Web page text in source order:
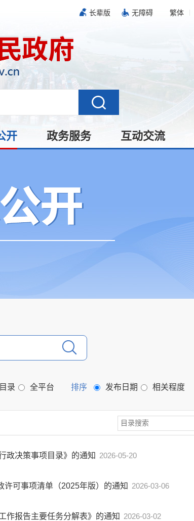
长辈版 无障碍 繁体
开 政务服务 互动交流
录 全平台 排序 发布日期 相关程度
政决策事项目录》的通知 2026-05-20
许可事项清单（2025年版）的通知 2026-03-06
作报告主要任务分解表》的通知 2026-03-02